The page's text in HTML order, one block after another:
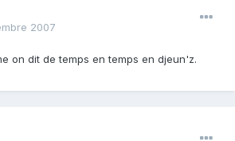
2007
on dit de temps en temps en djeun'z.